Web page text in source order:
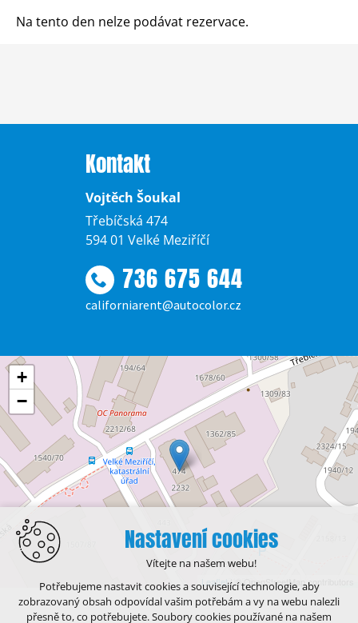
Na tento den nelze podávat rezervace.
Kontakt
Vojtěch Šoukal
Třebíčská 474
594 01 Velké Meziříčí
736 675 644
californiarent@autocolor.cz
+
−
Leaflet | © OpenStreetMap contributors
Nastavení cookies
Vítejte na našem webu!
Potřebujeme nastavit cookies a související technologie, aby
zobrazovaný obsah odpovídal vašim potřebám a vy na webu nalezli
přesně to, co potřebujete. Soubory cookies používané na našem